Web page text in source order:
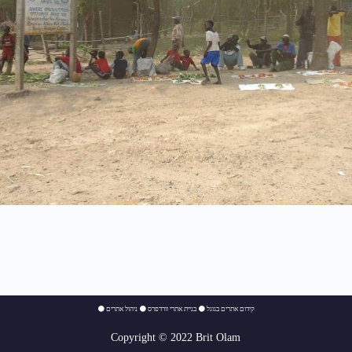
⚫ קידום אתרים בגוגל ⚫בניית אתרי וורדפרס ⚫ניהול אתרים
Copyright © 2022 Brit Olam